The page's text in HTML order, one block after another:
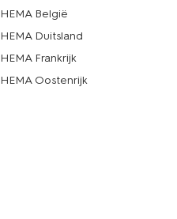
HEMA België
HEMA Duitsland
HEMA Frankrijk
HEMA Oostenrijk